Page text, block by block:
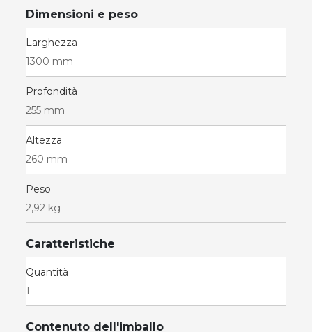
Dimensioni e peso
Larghezza
1300 mm
Profondità
255 mm
Altezza
260 mm
Peso
2,92 kg
Caratteristiche
Quantità
1
Contenuto dell'imballo